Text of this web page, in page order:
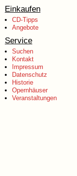
Einkaufen
CD-Tipps
Angebote
Service
Suchen
Kontakt
Impressum
Datenschutz
Historie
Opernhäuser
Veranstaltungen